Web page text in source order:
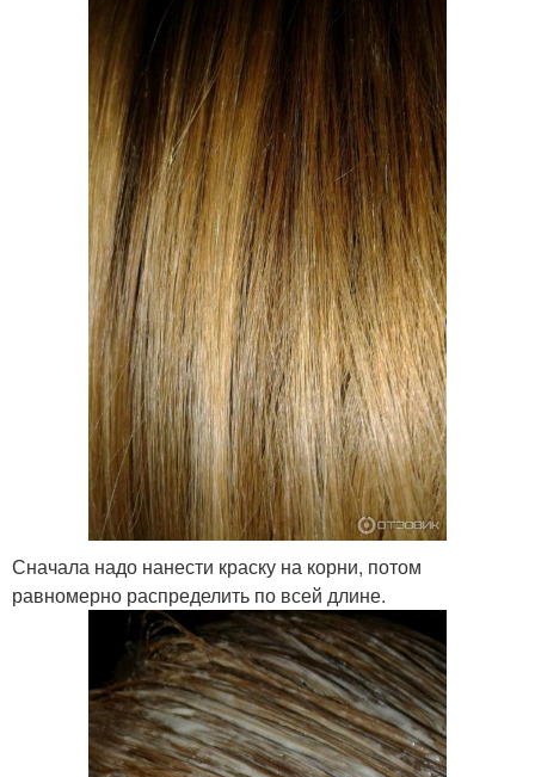
Сначала надо нанести краску на корни, потом
равномерно распределить по всей длине.